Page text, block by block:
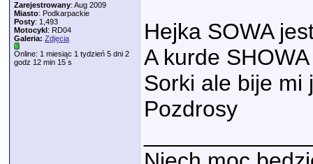
Zarejestrowany: Aug 2009
Miasto: Podkarpackie
Posty: 1,493
Motocykl: RD04
Galeria: Zdjęcia
Online: 1 miesiąc 1 tydzień 5 dni 2
godz 12 min 15 s
Hejka SOWA
A kurde
Sorki ale bije mi
Pozdrosy